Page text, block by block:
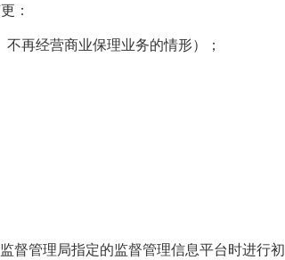
：
再经营商业保理业务的情形）；
督管理局指定的监督管理信息平台时进行初